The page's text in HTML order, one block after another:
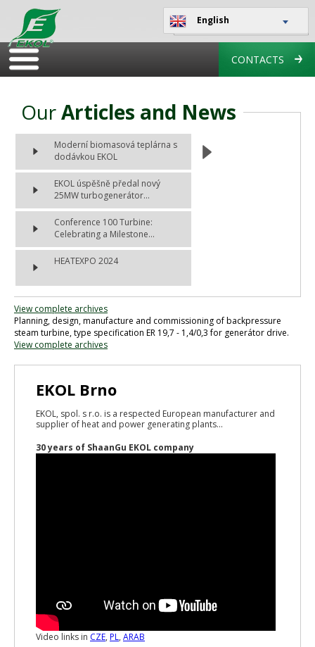
English
CONTACTS
OurArticles and News
Moderní biomasová teplárna s
dodávkou EKOL
EKOL úspěšně předal nový
25MW turbogenerátor...
Conference 100 Turbine:
Celebrating a Milestone...
HEATEXPO 2024
View complete archives
Planning, design, manufacture and commissioning of backpressure
steam turbine, type specification ER 19,7 - 1,4/0,3 for generátor drive.
View complete archives
EKOL Brno
EKOL, spol. s r.o. is a respected European manufacturer and
supplier of heat and power generating plants...
30 years of ShaanGu EKOL company
Video links in CZE, PL, ARAB